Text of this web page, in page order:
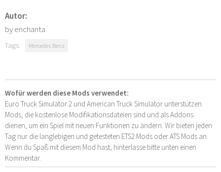
Autor:
by enchanta
Tags: Mercedes Benz
Wofür werden diese Mods verwendet:
Euro Truck Simulator 2 und American Truck Simulator unterstützen
Mods, die kostenlose Modifikationsdateien sind und als Addons
dienen, um ein Spiel mit neuen Funktionen zu ändern. Wir bieten jeden
Tag nur die langlebigen und getesteten ETS2 Mods oder ATS Mods an.
Wenn du Spaß mit diesem Mod hast, hinterlasse bitte unten einen
Kommentar.